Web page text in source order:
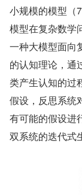
小规模的模型（
模型在复杂数学
一种大模型面向
的认知理论，通
类产生认知的过
假设，反思系统
有可能的假设进
双系统的迭代式